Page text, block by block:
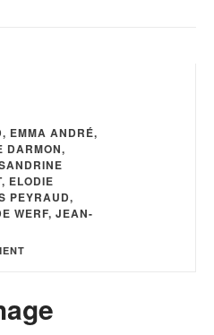
EMMA ANDRÉ,
DARMON,
ELODIE
PEYRAUD,
WERF, JEAN-